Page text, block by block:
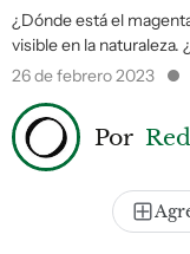
¿Dónde está el
visible en la naturaleza.
26 de febrero 2023
Por